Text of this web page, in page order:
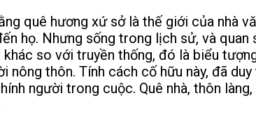
quê hương xứ sở là thế giới của nhà
họ. Nhưng sống trong lịch sử, và
so với truyền thống, đó là biểu
nông thôn. Tính cách cố hữu này, đã
người trong cuộc. Quê nhà, thôn